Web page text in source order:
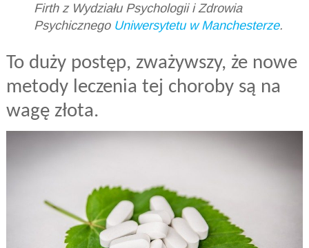
Firth z Wydziału Psychologii i Zdrowia
Psychicznego Uniwersytetu w Manchesterze.
To duży postęp, zważywszy, że nowe
metody leczenia tej choroby są na
wagę złota.